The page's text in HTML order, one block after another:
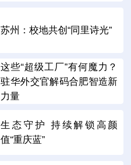
苏州：校地共创“同里诗光”
这些“超级工厂”有何魔力？
驻华外交官解码合肥智造新
力量
生态守护 持续解锁高颜
值“重庆蓝”